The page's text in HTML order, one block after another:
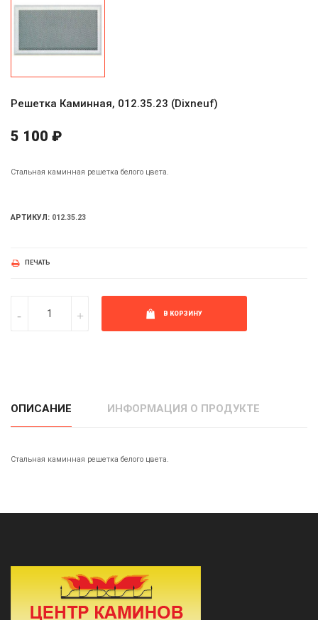
Решетка Каминная, 012.35.23 (Dixneuf)
5 100 ₽
Стальная каминная решетка белого цвета.
АРТИКУЛ: 012.35.23
ПЕЧАТЬ
В КОРЗИНУ
ОПИСАНИЕ ИНФОРМАЦИЯ О ПРОДУКТЕ
Стальная каминная решетка белого цвета.